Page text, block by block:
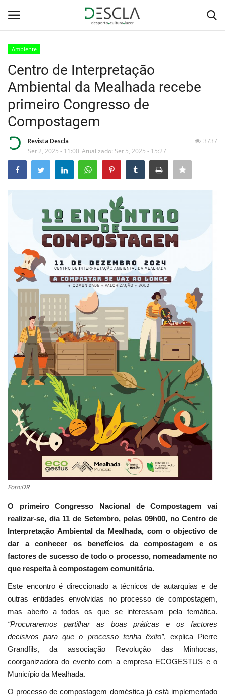
Home
...by Descla
Desporto
Contactos
Sobre Nós
Educação
Estatuto Editorial
Saúde
Ficha técnica
Cultura
Lazer
Ambiente
Ambiente
Centro de Interpretação
Ambiental da Mealhada recebe
primeiro Congresso de
Compostagem
Revista Descla
Set 2, 2025 - 11:00 Atualizado: Set 5, 2025 - 15:27
3737
Foto:DR
O primeiro Congresso Nacional de Compostagem vai
realizar-se, dia 11 de Setembro, pelas 09h00, no Centro de
Interpretação Ambiental da Mealhada, com o objectivo de
dar a conhecer os benefícios da compostagem e os
factores de sucesso de todo o processo, nomeadamente no
que respeita à compostagem comunitária.
Este encontro é direccionado a técnicos de autarquias e de
outras entidades envolvidas no processo de compostagem,
mas aberto a todos os que se interessam pela temática.
“Procuraremos partilhar as boas práticas e os factores
decisivos para que o processo tenha êxito”, explica Pierre
Grandfils, da associação Revolução das Minhocas,
coorganizadora do evento com a empresa ECOGESTUS e o
Município da Mealhada.
O processo de compostagem doméstica já está implementado